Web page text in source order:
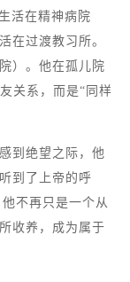
活在精神病院
在过渡教习所。
）。他在孤儿院
关系，而是“同样
到绝望之际，他
到了上帝的呼
不再只是一个从
收养，成为属于